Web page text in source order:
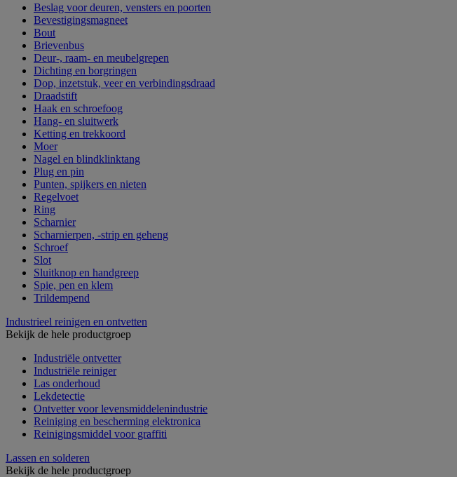
Beslag voor deuren, vensters en poorten
Bevestigingsmagneet
Bout
Brievenbus
Deur-, raam- en meubelgrepen
Dichting en borgringen
Dop, inzetstuk, veer en verbindingsdraad
Draadstift
Haak en schroefoog
Hang- en sluitwerk
Ketting en trekkoord
Moer
Nagel en blindklinktang
Plug en pin
Punten, spijkers en nieten
Regelvoet
Ring
Scharnier
Scharnierpen, -strip en geheng
Schroef
Slot
Sluitknop en handgreep
Spie, pen en klem
Trildempend
Industrieel reinigen en ontvetten
Bekijk de hele productgroep
Industriële ontvetter
Industriële reiniger
Las onderhoud
Lekdetectie
Ontvetter voor levensmiddelenindustrie
Reiniging en bescherming elektronica
Reinigingsmiddel voor graffiti
Lassen en solderen
Bekijk de hele productgroep